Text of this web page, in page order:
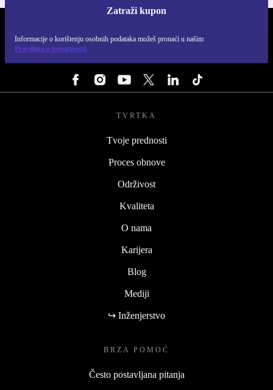
Zatraži kupon
Informacije o korištenju osobnih podataka možeš pronaći u našim
Pravilima o privatnosti
TVRTKA
Tvoje prednosti
Proces obnove
Održivost
Kvaliteta
O nama
Karijera
Blog
Mediji
↪ Inženjerstvo
BRZA POMOĆ
Često postavljana pitanja